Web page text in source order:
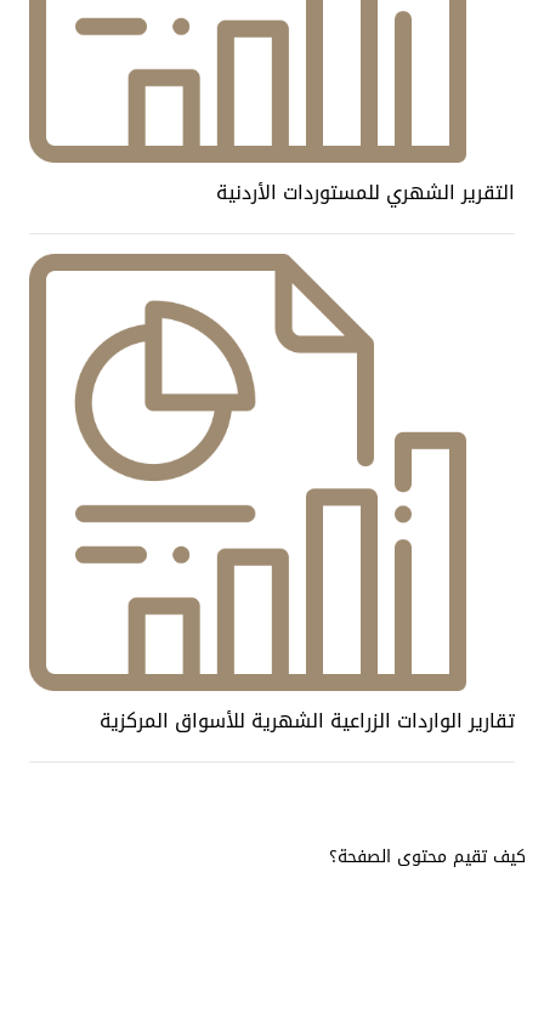
التقرير الشهري للمستوردات الأردنية
تقارير الواردات الزراعية الشهرية للأسواق المركزية
كيف تقيم محتوى الصفحة؟